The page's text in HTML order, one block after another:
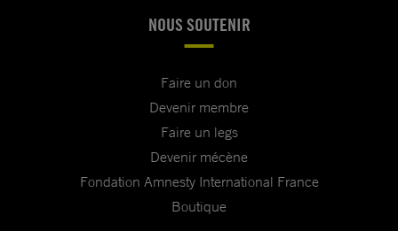
NOUS SOUTENIR
Faire un don
Devenir membre
Faire un legs
Devenir mécène
Fondation Amnesty International France
Boutique